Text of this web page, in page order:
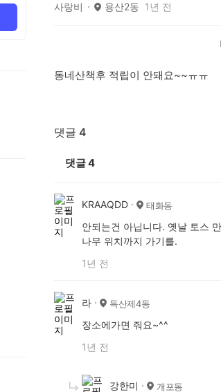
사랑비 용산2동 1년 전
동네산책후 적립이 안돼요~~ㅠㅠ
댓글 4
댓글4
KRAAQDD 태화동
안되는건 아닙니다. 옛날 토스
나무 위치까지 가기를.
1년 전
라 독산제4동
장소에가면 줘요~^^
1년 전
강한미 개포동